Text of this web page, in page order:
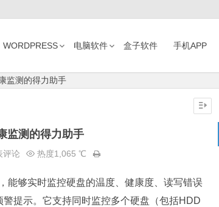
WORDPRESS 电脑软件 盒子软件 手机APP
监测的得力助手
监测的得力助手
评论 热度1,065 ℃
能够实时监控硬盘的温度、健康度、读写错误
提示。它支持同时监控多个硬盘（包括HDD